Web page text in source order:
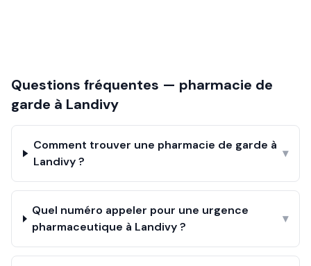
Questions fréquentes — pharmacie de
garde à Landivy
Comment trouver une pharmacie de garde à
Landivy ?
▾
Quel numéro appeler pour une urgence
pharmaceutique à Landivy ?
▾